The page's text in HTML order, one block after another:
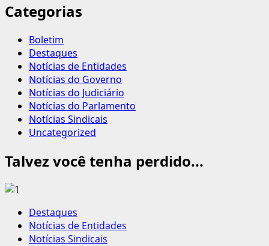
Categorias
Boletim
Destaques
Notícias de Entidades
Notícias do Governo
Notícias do Judiciário
Notícias do Parlamento
Notícias Sindicais
Uncategorized
Talvez você tenha perdido...
Destaques
Notícias de Entidades
Notícias Sindicais